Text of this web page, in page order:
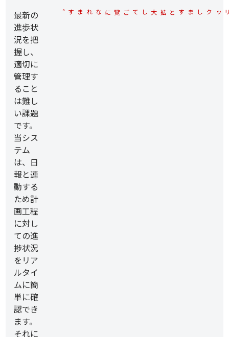
最新の
進歩状
況を把
握し、
適切に
管理す
ること
は難し
い課題
です。
当シス
テム
は、日
報と連
動する
ため計
画工程
に対し
ての進
捗状況
をリア
ルタイ
ムに簡
単に確
認でき
ます。
それに
※各サンプル画面上でクリックしますと拡大してご覧になれます。